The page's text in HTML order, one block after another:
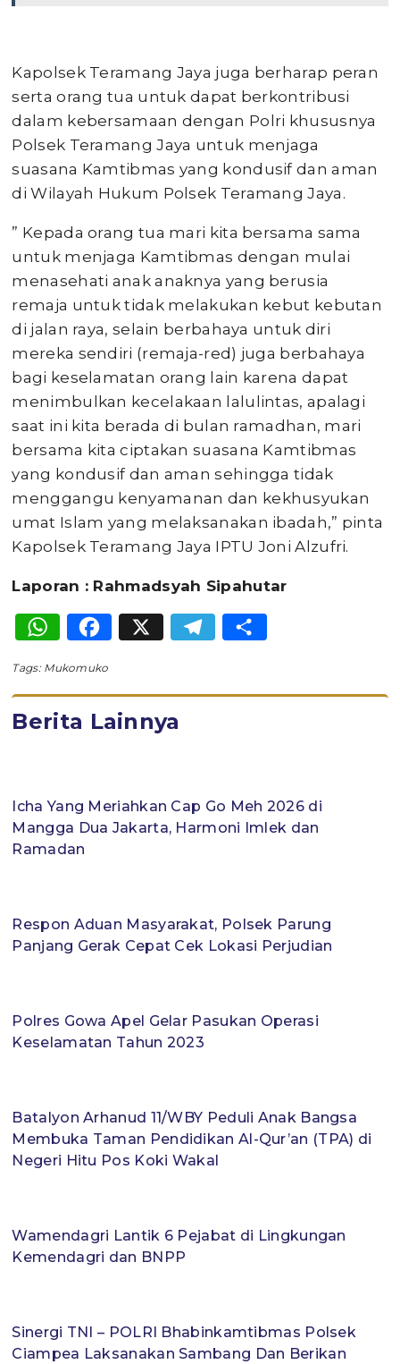
Kapolsek Teramang Jaya juga berharap peran
serta orang tua untuk dapat berkontribusi
dalam kebersamaan dengan Polri khususnya
Polsek Teramang Jaya untuk menjaga
suasana Kamtibmas yang kondusif dan aman
di Wilayah Hukum Polsek Teramang Jaya.
” Kepada orang tua mari kita bersama sama
untuk menjaga Kamtibmas dengan mulai
menasehati anak anaknya yang berusia
remaja untuk tidak melakukan kebut kebutan
di jalan raya, selain berbahaya untuk diri
mereka sendiri (remaja-red) juga berbahaya
bagi keselamatan orang lain karena dapat
menimbulkan kecelakaan lalulintas, apalagi
saat ini kita berada di bulan ramadhan, mari
bersama kita ciptakan suasana Kamtibmas
yang kondusif dan aman sehingga tidak
menggangu kenyamanan dan kekhusyukan
umat Islam yang melaksanakan ibadah,” pinta
Kapolsek Teramang Jaya IPTU Joni Alzufri.
Laporan : Rahmadsyah Sipahutar
WhatsApp
Facebook
X Telegram
Tags: Mukomuko
Berita Lainnya
Icha Yang Meriahkan Cap Go Meh 2026 di
Mangga Dua Jakarta, Harmoni Imlek dan
Ramadan
Respon Aduan Masyarakat, Polsek Parung
Panjang Gerak Cepat Cek Lokasi Perjudian
Polres Gowa Apel Gelar Pasukan Operasi
Keselamatan Tahun 2023
Batalyon Arhanud 11/WBY Peduli Anak Bangsa
Membuka Taman Pendidikan Al-Qur’an (TPA) di
Negeri Hitu Pos Koki Wakal
Wamendagri Lantik 6 Pejabat di Lingkungan
Kemendagri dan BNPP
Sinergi TNI – POLRI Bhabinkamtibmas Polsek
Ciampea Laksanakan Sambang Dan Berikan